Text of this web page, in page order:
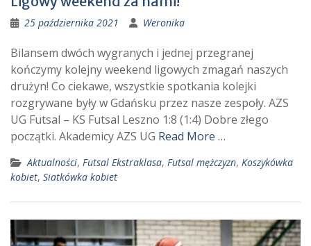
25 października 2021 Weronika
Bilansem dwóch wygranych i jednej przegranej
kończymy kolejny weekend ligowych zmagań naszych
drużyn! Co ciekawe, wszystkie spotkania kolejki
rozgrywane były w Gdańsku przez nasze zespoły. AZS
UG Futsal – KS Futsal Leszno 1:8 (1:4) Dobre złego
początki. Akademicy AZS UG Read More …
Aktualności, Futsal Ekstraklasa, Futsal mężczyzn, Koszykówka
kobiet, Siatkówka kobiet